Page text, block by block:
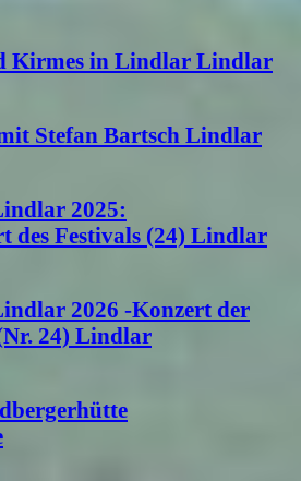
Kirmes in Lindlar Lindlar
Stefan Bartsch Lindlar
2025:
des Festivals (24) Lindlar
2026 -Konzert der
24) Lindlar